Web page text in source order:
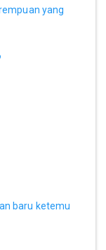
yang
baru ketemu